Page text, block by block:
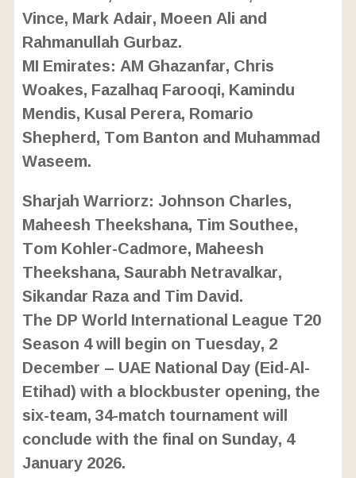
Vince, Mark Adair, Moeen Ali and
Rahmanullah Gurbaz.
MI Emirates: AM Ghazanfar, Chris
Woakes, Fazalhaq Farooqi, Kamindu
Mendis, Kusal Perera, Romario
Shepherd, Tom Banton and Muhammad
Waseem.
Sharjah Warriorz: Johnson Charles,
Maheesh Theekshana, Tim Southee,
Tom Kohler-Cadmore, Maheesh
Theekshana, Saurabh Netravalkar,
Sikandar Raza and Tim David.
The DP World International League T20
Season 4 will begin on Tuesday, 2
December – UAE National Day (Eid-Al-
Etihad) with a blockbuster opening, the
six-team, 34-match tournament will
conclude with the final on Sunday, 4
January 2026.